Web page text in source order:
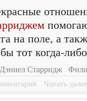
на поле, а
тот когда-
Дэниел Старридж
Читать